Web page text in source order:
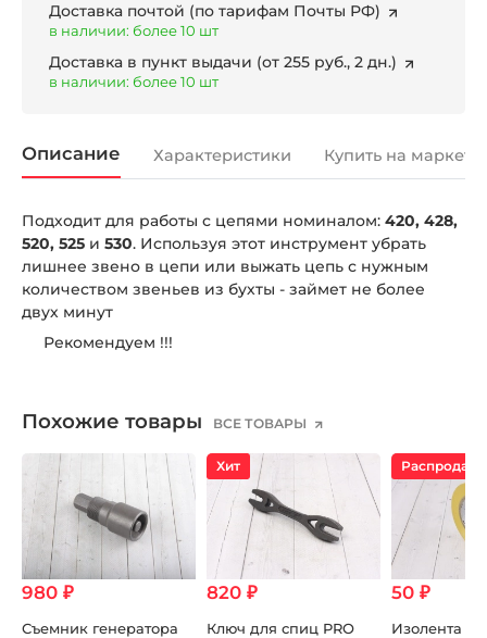
Доставка почтой (по тарифам Почты РФ)
в наличии: более 10 шт
Доставка в пункт выдачи (от 255 руб., 2 дн.)
в наличии: более 10 шт
Описание Характеристики Купить на
Подходит для работы с цепями номиналом: 420, 428,
520, 525 и 530. Используя этот инструмент убрать
лишнее звено в цепи или выжать цепь с нужным
количеством звеньев из бухты - займет не более
двух минут
Рекомендуем !!!
Похожие товары ВСЕ ТОВАРЫ
980 ₽
Съемник генератора
Хит
820 ₽
Ключ для спиц PRO
Распродажа
50 ₽
Изолента